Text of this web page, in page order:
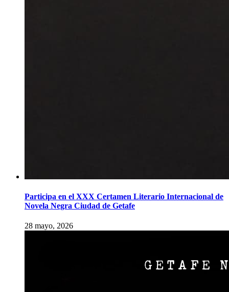
Participa en el XXX Certamen Literario Internacional de
Novela Negra Ciudad de Getafe
28 mayo, 2026